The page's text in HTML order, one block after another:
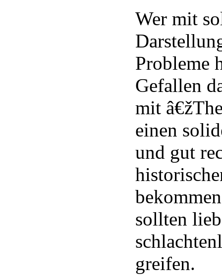
Wer mit
Probleme
Gefallen
mit
einen
und gut
sollten
greifen.